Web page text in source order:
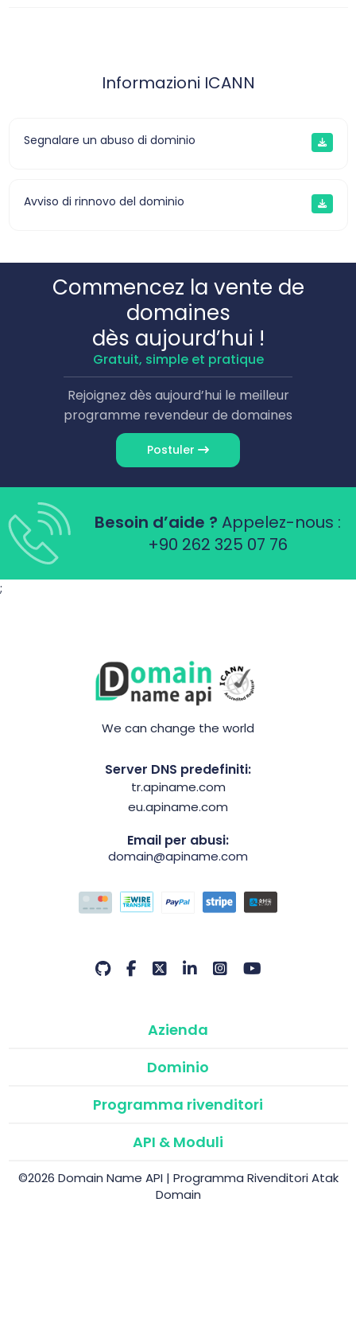
Informazioni ICANN
Segnalare un abuso di dominio
Avviso di rinnovo del dominio
Commencez la vente de
domaines
dès aujourd’hui !
Gratuit, simple et pratique
Rejoignez dès aujourd’hui le meilleur
programme revendeur de domaines
Postuler
Besoin d’aide ? Appelez-nous :
+90 262 325 07 76
;
We can change the world
Server DNS predefiniti:
tr.apiname.com
eu.apiname.com
Email per abusi:
domain@apiname.com
Azienda
Dominio
Programma rivenditori
API & Moduli
©2026 Domain Name API | Programma Rivenditori Atak
Domain